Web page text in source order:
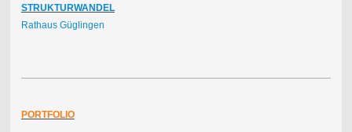
STRUKTURWANDEL
Rathaus Güglingen
PORTFOLIO